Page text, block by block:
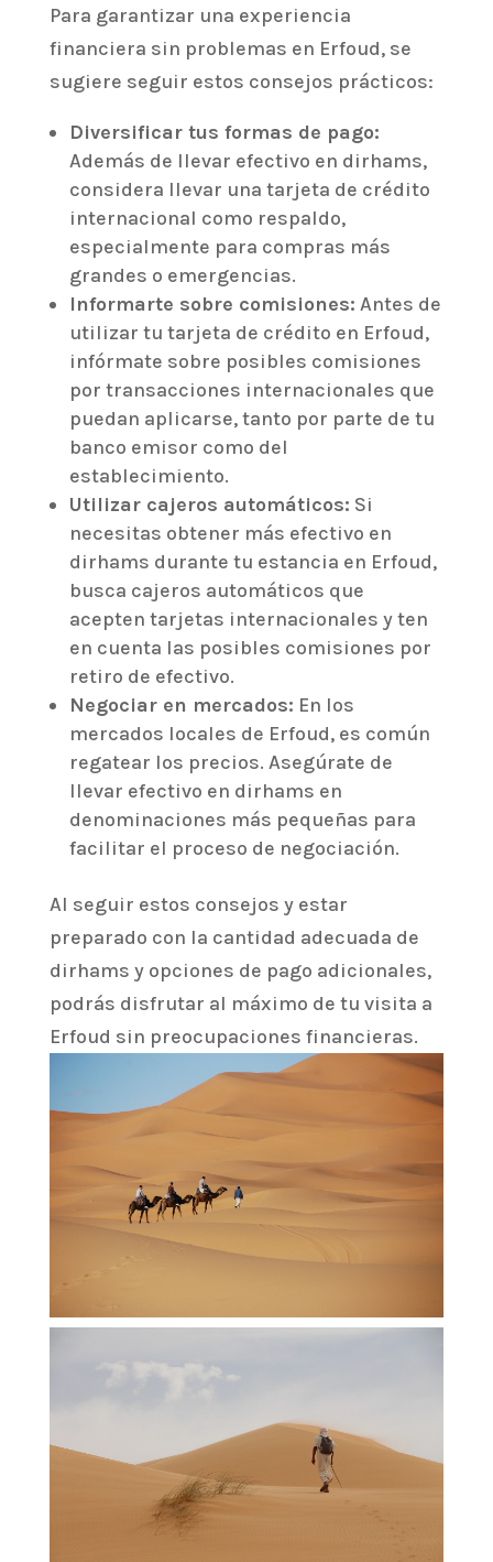
Para garantizar una experiencia
financiera sin problemas en Erfoud, se
sugiere seguir estos consejos prácticos:
Diversificar tus formas de pago:
Además de llevar efectivo en dirhams,
considera llevar una tarjeta de crédito
internacional como respaldo,
especialmente para compras más
grandes o emergencias.
Informarte sobre comisiones: Antes de
utilizar tu tarjeta de crédito en Erfoud,
infórmate sobre posibles comisiones
por transacciones internacionales que
puedan aplicarse, tanto por parte de tu
banco emisor como del
establecimiento.
Utilizar cajeros automáticos: Si
necesitas obtener más efectivo en
dirhams durante tu estancia en Erfoud,
busca cajeros automáticos que
acepten tarjetas internacionales y ten
en cuenta las posibles comisiones por
retiro de efectivo.
Negociar en mercados: En los
mercados locales de Erfoud, es común
regatear los precios. Asegúrate de
llevar efectivo en dirhams en
denominaciones más pequeñas para
facilitar el proceso de negociación.
Al seguir estos consejos y estar
preparado con la cantidad adecuada de
dirhams y opciones de pago adicionales,
podrás disfrutar al máximo de tu visita a
Erfoud sin preocupaciones financieras.